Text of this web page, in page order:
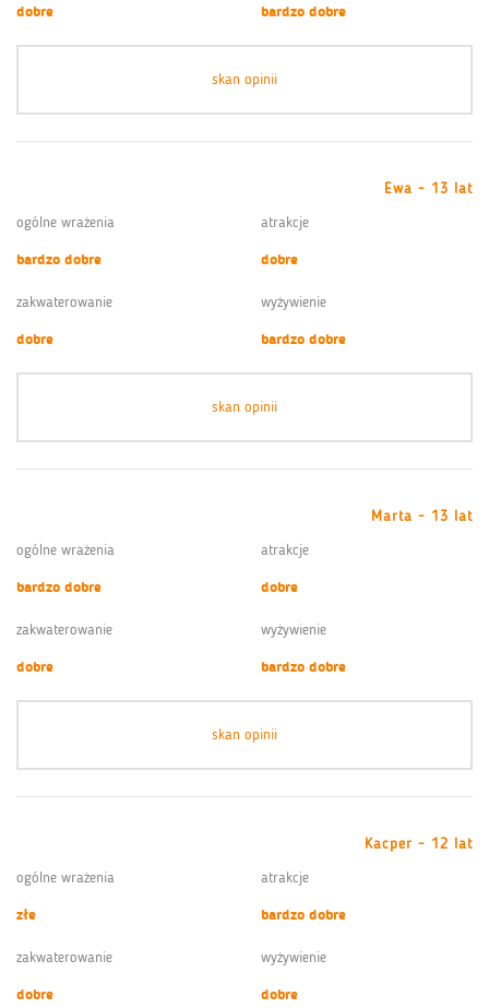
dobre
bardzo dobre
skan opinii
Ewa - 13 lat
ogólne wrażenia
bardzo dobre
atrakcje
dobre
zakwaterowanie
dobre
wyżywienie
bardzo dobre
skan opinii
Marta - 13 lat
ogólne wrażenia
bardzo dobre
atrakcje
dobre
zakwaterowanie
dobre
wyżywienie
bardzo dobre
skan opinii
Kacper - 12 lat
ogólne wrażenia
złe
atrakcje
bardzo dobre
zakwaterowanie
dobre
wyżywienie
dobre